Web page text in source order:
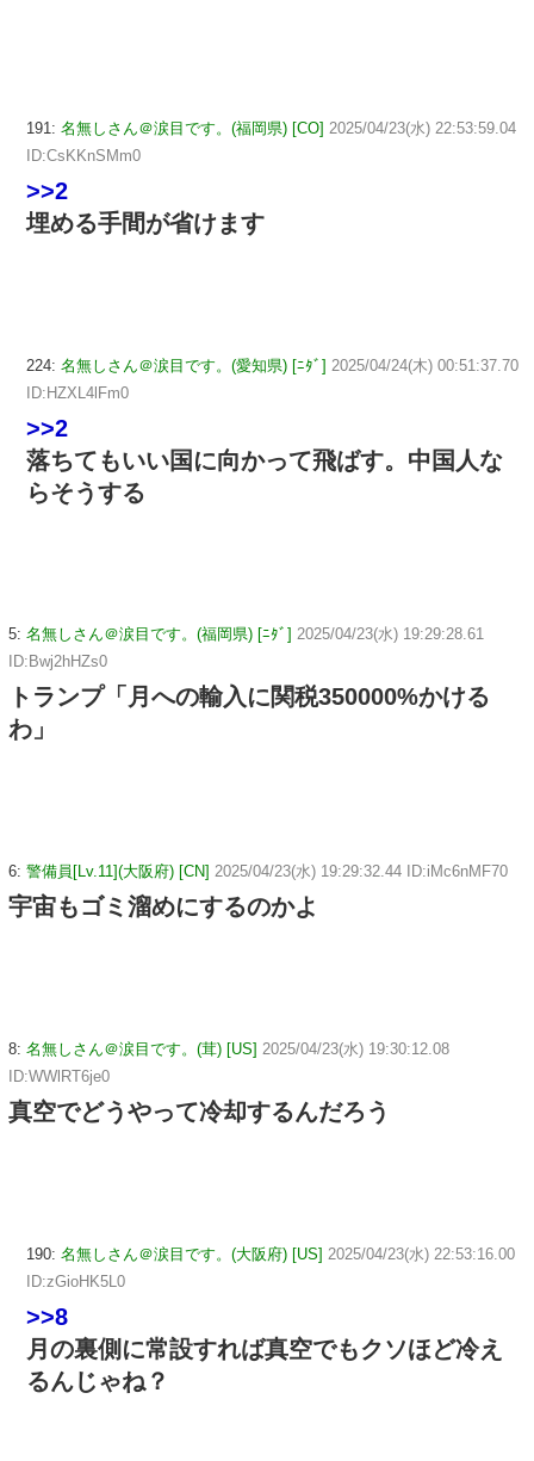
191: 名無しさん＠涙目です。(福岡県) [CO] 2025/04/23(水) 22:53:59.04
ID:CsKKnSMm0
>>2
埋める手間が省けます
224: 名無しさん＠涙目です。(愛知県) [ﾆﾀﾞ] 2025/04/24(木) 00:51:37.70
ID:HZXL4lFm0
>>2
落ちてもいい国に向かって飛ばす。中国人な
らそうする
5: 名無しさん＠涙目です。(福岡県) [ﾆﾀﾞ] 2025/04/23(水) 19:29:28.61
ID:Bwj2hHZs0
トランプ「月への輸入に関税350000%かける
わ」
6: 警備員[Lv.11](大阪府) [CN] 2025/04/23(水) 19:29:32.44 ID:iMc6nMF70
宇宙もゴミ溜めにするのかよ
8: 名無しさん＠涙目です。(茸) [US] 2025/04/23(水) 19:30:12.08
ID:WWlRT6je0
真空でどうやって冷却するんだろう
190: 名無しさん＠涙目です。(大阪府) [US] 2025/04/23(水) 22:53:16.00
ID:zGioHK5L0
>>8
月の裏側に常設すれば真空でもクソほど冷え
るんじゃね？